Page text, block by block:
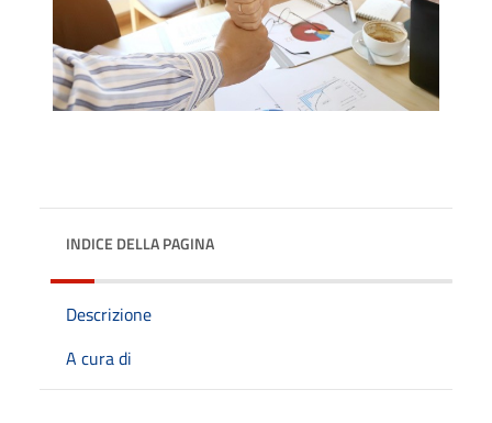
INDICE DELLA PAGINA
Descrizione
A cura di